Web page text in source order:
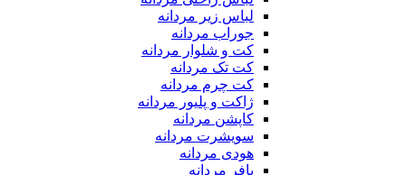
لباس زیر مردانه
جوراب مردانه
کت و شلوار مردانه
کت تک مردانه
کت چرم مردانه
ژاکت و پلیور مردانه
کاپشن مردانه
سویشرت مردانه
هودی مردانه
پافر مردانه